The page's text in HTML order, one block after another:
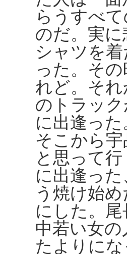
らうすべ
のだ。実
シャツを
った。そ
れど。そ
のトラッ
に出逢っ
そこから
と思って
に出逢っ
う焼け始
にした。
中若い女
たよりに